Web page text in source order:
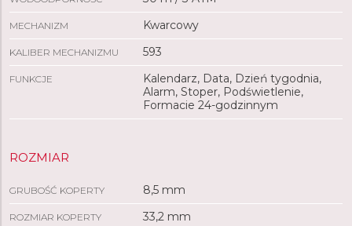
MECHANIZM Kwarcowy
KALIBER MECHANIZMU 593
FUNKCJE
Kalendarz, Data, Dzień tygodnia,
Alarm, Stoper, Podświetlenie,
Formacie 24-godzinnym
ROZMIAR
GRUBOŚĆ KOPERTY 8,5 mm
ROZMIAR KOPERTY 33,2 mm